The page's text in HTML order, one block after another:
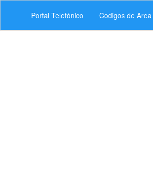
Portal Telefónico Codigos de Area